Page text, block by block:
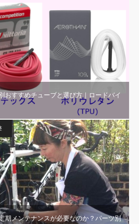
おすすめチューブと選び方｜ロードバイ
期メンテナンスが必要なのか？パーツ別